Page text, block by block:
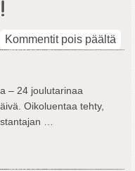
Kommentit pois päältä
– 24 joulutarinaa
Oikoluentaa tehty,
…